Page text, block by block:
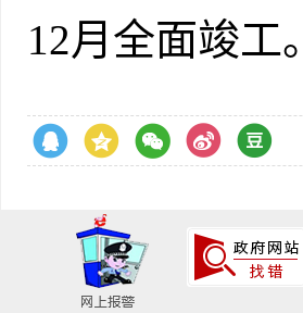
12月全面竣工。